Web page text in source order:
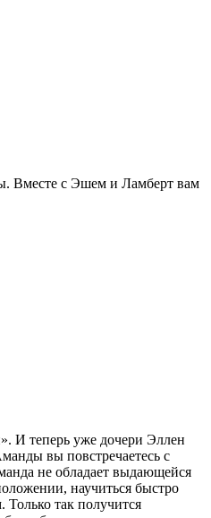
Вместе с Эшем и Ламберт вам
И теперь уже дочери Эллен
вы повстречаетесь с
не обладает выдающейся
научиться быстро
так получится